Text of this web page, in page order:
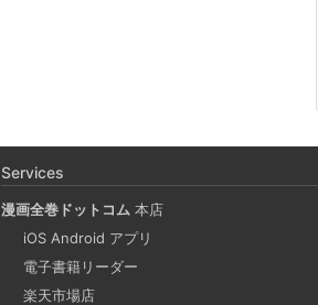
Services
漫画全巻ドットコム 本店
iOS Android アプリ
電子書籍リーダー
楽天市場店